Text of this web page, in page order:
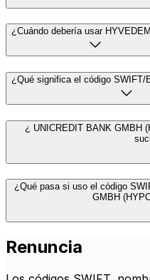
¿Cuándo debería usar
¿Qué significa el código SWIFT/
¿ UNICREDIT BANK GMBH
¿Qué pasa si uso el código
GMBH
Renuncia